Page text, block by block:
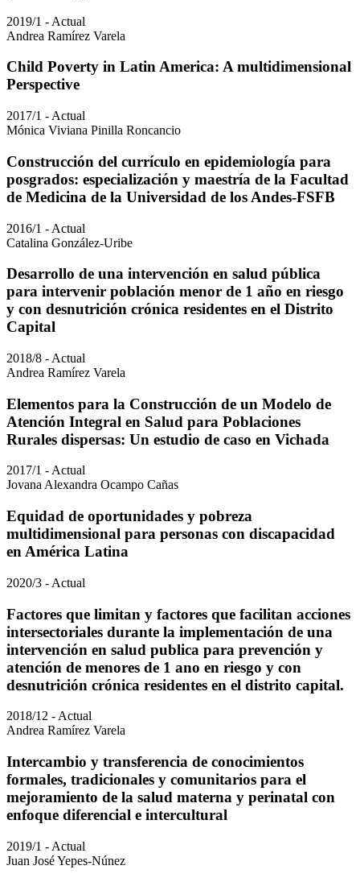
2019/1 - Actual
Andrea Ramírez Varela
Child Poverty in Latin America: A multidimensional
Perspective
2017/1 - Actual
Mónica Viviana Pinilla Roncancio
Construcción del currículo en epidemiología para
posgrados: especialización y maestría de la Facultad
de Medicina de la Universidad de los Andes-FSFB
2016/1 - Actual
Catalina González-Uribe
Desarrollo de una intervención en salud pública
para intervenir población menor de 1 año en riesgo
y con desnutrición crónica residentes en el Distrito
Capital
2018/8 - Actual
Andrea Ramírez Varela
Elementos para la Construcción de un Modelo de
Atención Integral en Salud para Poblaciones
Rurales dispersas: Un estudio de caso en Vichada
2017/1 - Actual
Jovana Alexandra Ocampo Cañas
Equidad de oportunidades y pobreza
multidimensional para personas con discapacidad
en América Latina
2020/3 - Actual
Factores que limitan y factores que facilitan acciones
intersectoriales durante la implementación de una
intervención en salud publica para prevención y
atención de menores de 1 ano en riesgo y con
desnutrición crónica residentes en el distrito capital.
2018/12 - Actual
Andrea Ramírez Varela
Intercambio y transferencia de conocimientos
formales, tradicionales y comunitarios para el
mejoramiento de la salud materna y perinatal con
enfoque diferencial e intercultural
2019/1 - Actual
Juan José Yepes-Núnez